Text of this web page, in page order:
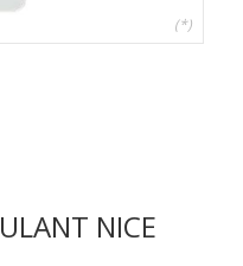
(*)
NICE